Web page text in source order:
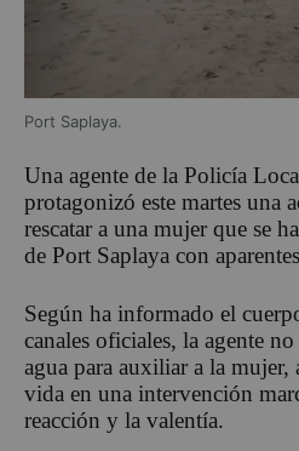
Port Saplaya.
Una agente de la Policía
protagonizó este martes una
rescatar a una mujer que se
de Port Saplaya con
Según ha informado el
canales oficiales, la agente
agua para auxiliar a la mujer,
vida en una intervención
reacción y la valentía.